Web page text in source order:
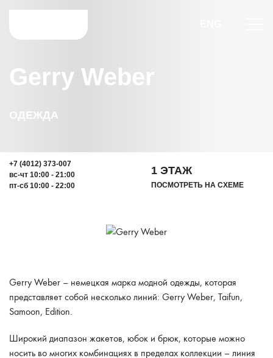
Gerry Weber
ОДЕЖДА
+7 (4012) 373-007
вс-чт 10:00 - 21:00
пт-сб 10:00 - 22:00
1 ЭТАЖ
ПОСМОТРЕТЬ НА СХЕМЕ
Gerry Weber – немецкая марка модной одежды, которая
представляет собой несколько линий: Gerry Weber, Taifun,
Samoon, Edition.
Широкий диапазон жакетов, юбок и брюк, которые можно
носить во многих комбинациях в пределах коллекции – линия